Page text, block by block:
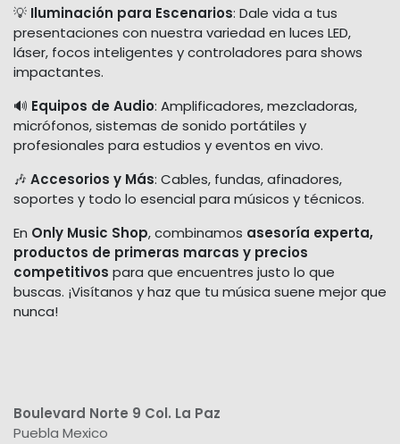
💡 Iluminación para Escenarios: Dale vida a tus
presentaciones con nuestra variedad en luces LED,
láser, focos inteligentes y controladores para shows
impactantes.
🔊 Equipos de Audio: Amplificadores, mezcladoras,
micrófonos, sistemas de sonido portátiles y
profesionales para estudios y eventos en vivo.
🎶 Accesorios y Más: Cables, fundas, afinadores,
soportes y todo lo esencial para músicos y técnicos.
En Only Music Shop, combinamos asesoría experta,
productos de primeras marcas y precios
competitivos para que encuentres justo lo que
buscas. ¡Visítanos y haz que tu música suene mejor que
nunca!
Boulevard Norte 9 Col. La Paz
Puebla Mexico